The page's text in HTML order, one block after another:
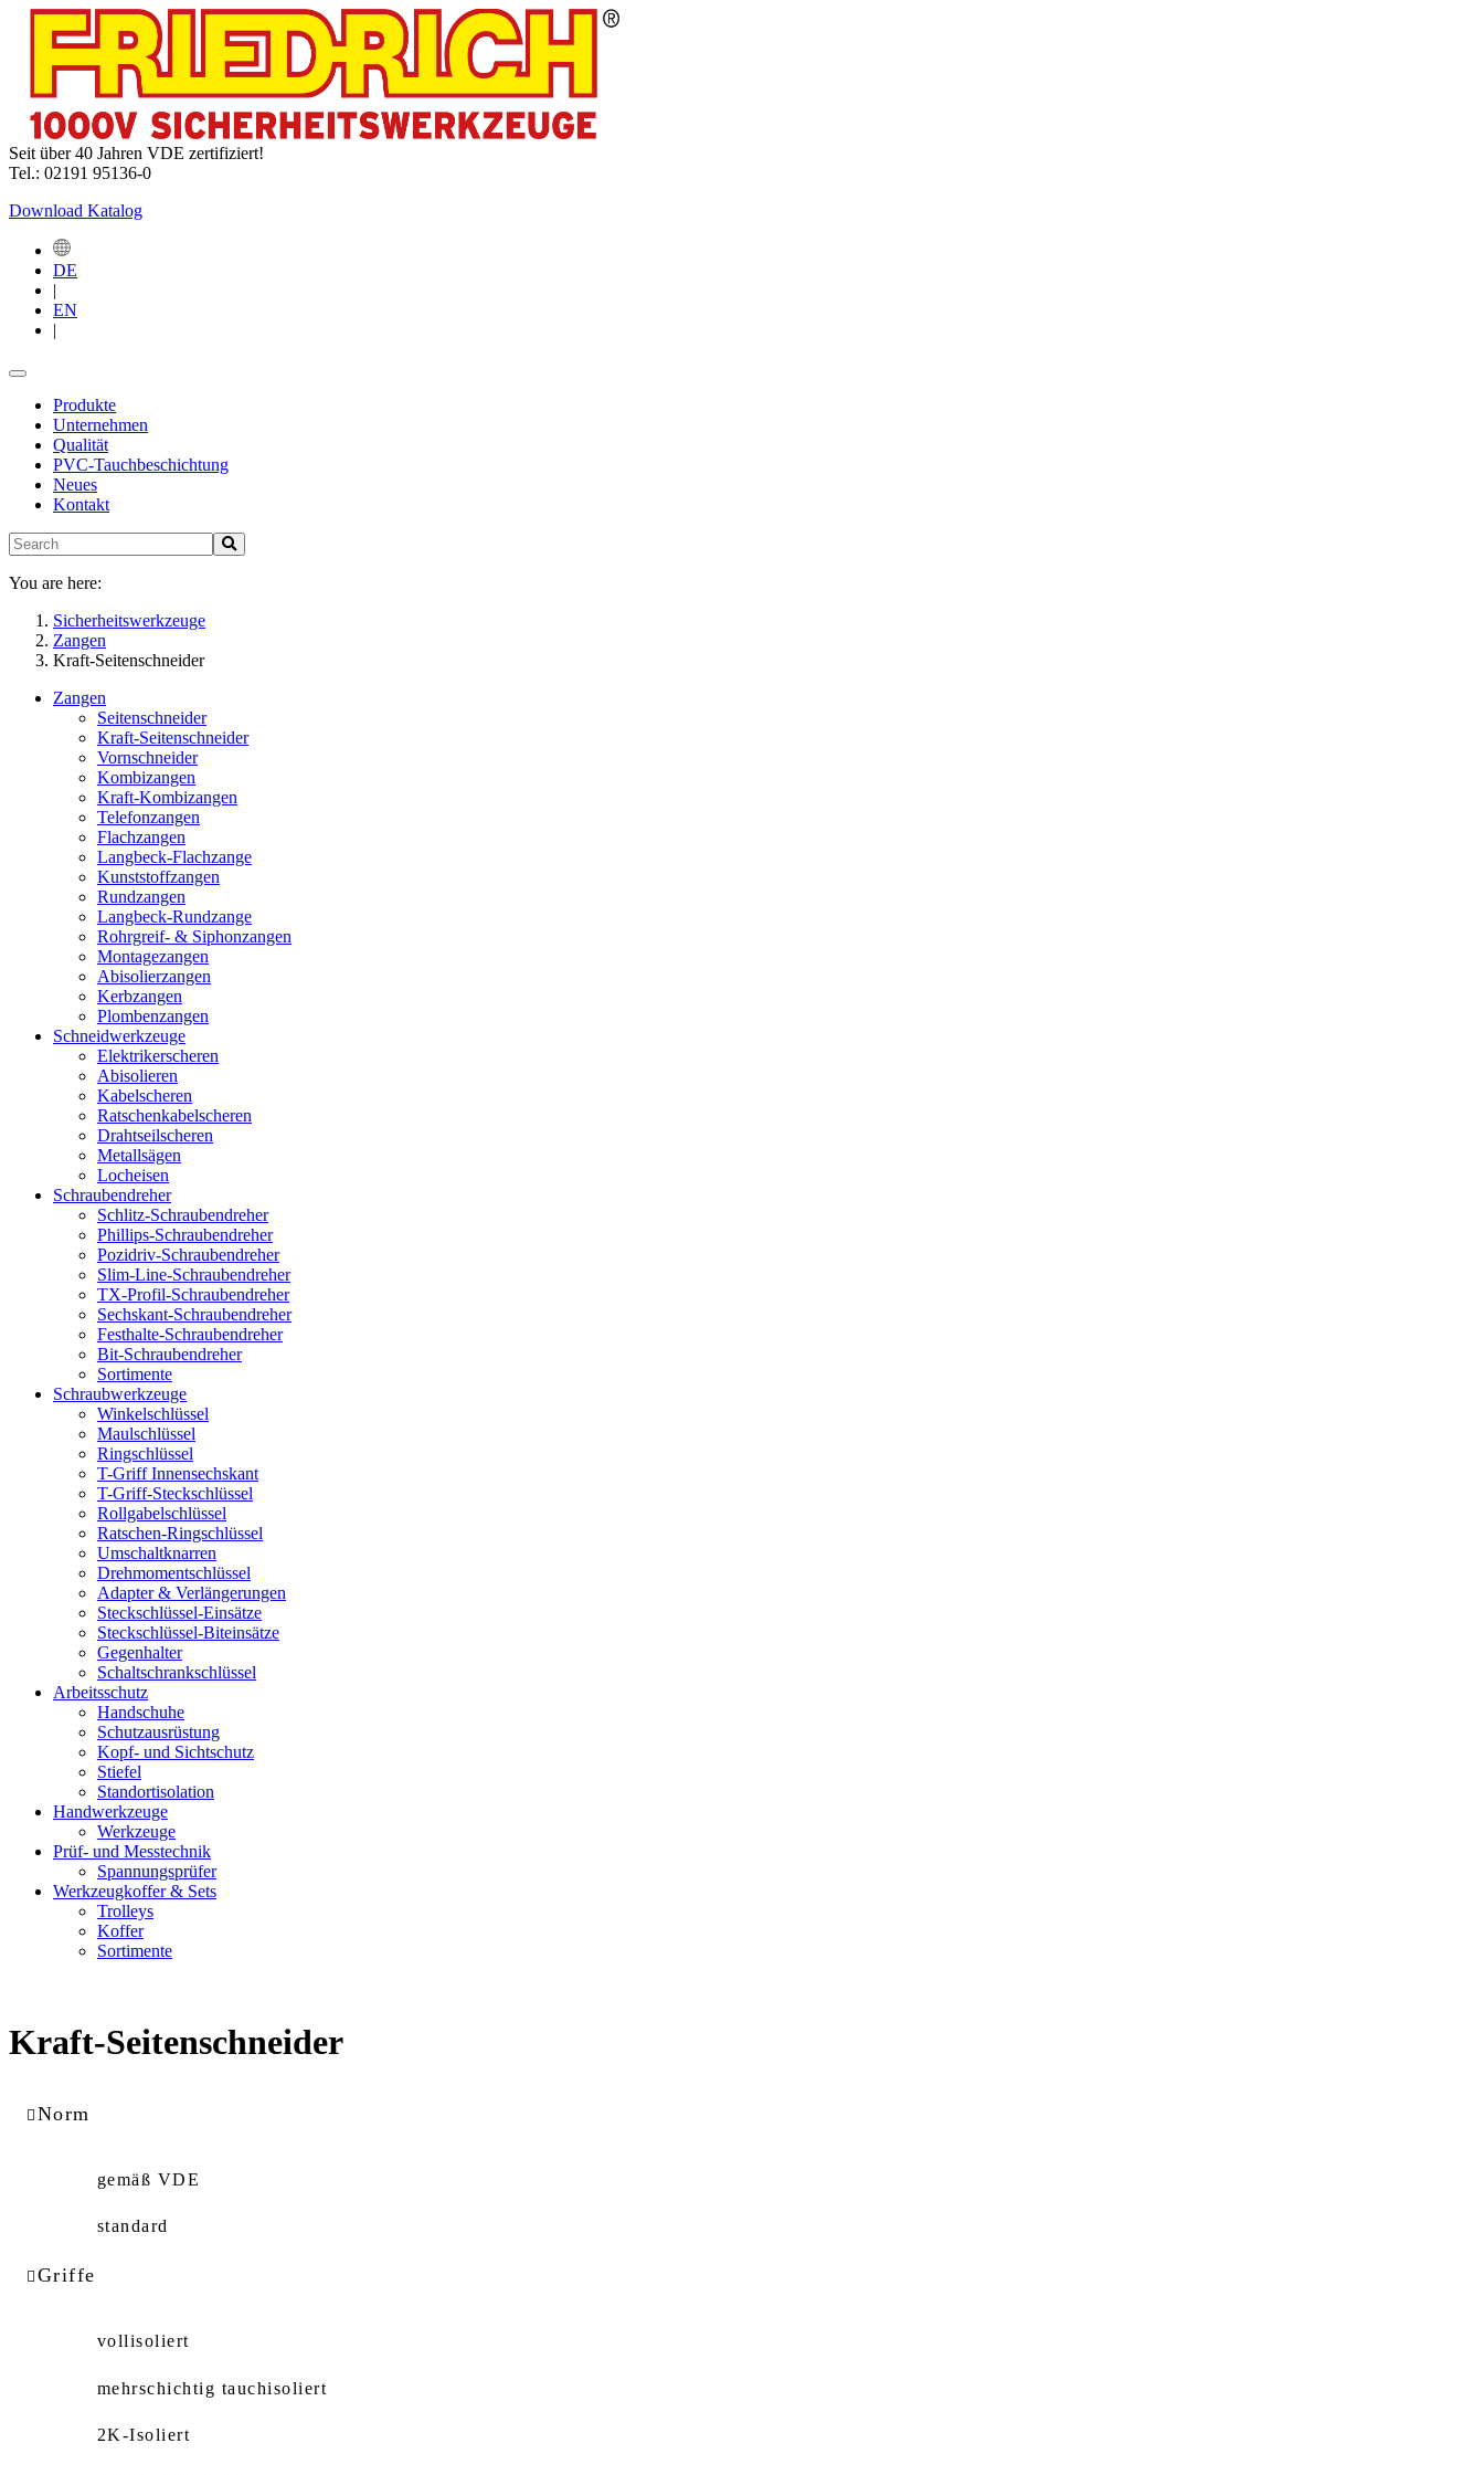
Seit über 40 Jahren VDE zertifiziert!
Tel.: 02191 95136-0
Download Katalog
DE
|
EN
|
Produkte
Unternehmen
Qualität
PVC-Tauchbeschichtung
Neues
Kontakt
You are here:
Sicherheitswerkzeuge
Zangen
Kraft-Seitenschneider
Zangen
Seitenschneider
Kraft-Seitenschneider
Vornschneider
Kombizangen
Kraft-Kombizangen
Telefonzangen
Flachzangen
Langbeck-Flachzange
Kunststoffzangen
Rundzangen
Langbeck-Rundzange
Rohrgreif- & Siphonzangen
Montagezangen
Abisolierzangen
Kerbzangen
Plombenzangen
Schneidwerkzeuge
Elektrikerscheren
Abisolieren
Kabelscheren
Ratschenkabelscheren
Drahtseilscheren
Metallsägen
Locheisen
Schraubendreher
Schlitz-Schraubendreher
Phillips-Schraubendreher
Pozidriv-Schraubendreher
Slim-Line-Schraubendreher
TX-Profil-Schraubendreher
Sechskant-Schraubendreher
Festhalte-Schraubendreher
Bit-Schraubendreher
Sortimente
Schraubwerkzeuge
Winkelschlüssel
Maulschlüssel
Ringschlüssel
T-Griff Innensechskant
T-Griff-Steckschlüssel
Rollgabelschlüssel
Ratschen-Ringschlüssel
Umschaltknarren
Drehmomentschlüssel
Adapter & Verlängerungen
Steckschlüssel-Einsätze
Steckschlüssel-Biteinsätze
Gegenhalter
Schaltschrankschlüssel
Arbeitsschutz
Handschuhe
Schutzausrüstung
Kopf- und Sichtschutz
Stiefel
Standortisolation
Handwerkzeuge
Werkzeuge
Prüf- und Messtechnik
Spannungsprüfer
Werkzeugkoffer & Sets
Trolleys
Koffer
Sortimente
Kraft-Seitenschneider
Norm
gemäß VDE
standard
Griffe
vollisoliert
mehrschichtig tauchisoliert
2K-Isoliert